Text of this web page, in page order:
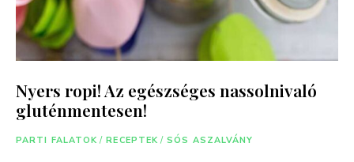
Nyers ropi! Az egészséges nassolnivaló
gluténmentesen!
PARTI FALATOK / RECEPTEK / SÓS ASZALVÁNY